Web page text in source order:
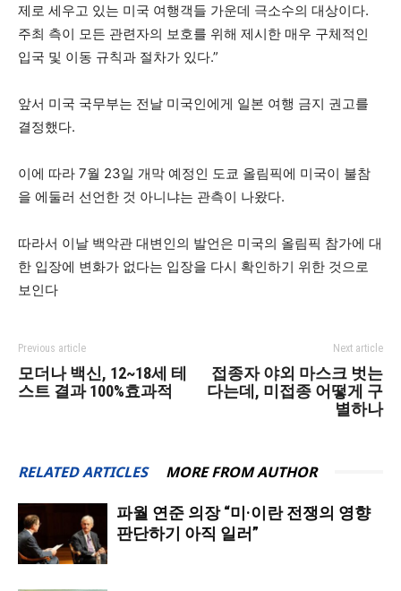
제로 세우고 있는 미국 여행객들 가운데 극소수의 대상이다.
주최 측이 모든 관련자의 보호를 위해 제시한 매우 구체적인
입국 및 이동 규칙과 절차가 있다.”
앞서 미국 국무부는 전날 미국인에게 일본 여행 금지 권고를
결정했다.
이에 따라 7월 23일 개막 예정인 도쿄 올림픽에 미국이 불참
을 에둘러 선언한 것 아니냐는 관측이 나왔다.
따라서 이날 백악관 대변인의 발언은 미국의 올림픽 참가에 대
한 입장에 변화가 없다는 입장을 다시 확인하기 위한 것으로
보인다
Previous article
모더나 백신, 12~18세 테
스트 결과 100%효과적
Next article
접종자 야외 마스크 벗는
다는데, 미접종 어떻게 구
별하나
RELATED ARTICLES MORE FROM AUTHOR
파월 연준 의장 “미·이란 전쟁의 영향
판단하기 아직 일러”